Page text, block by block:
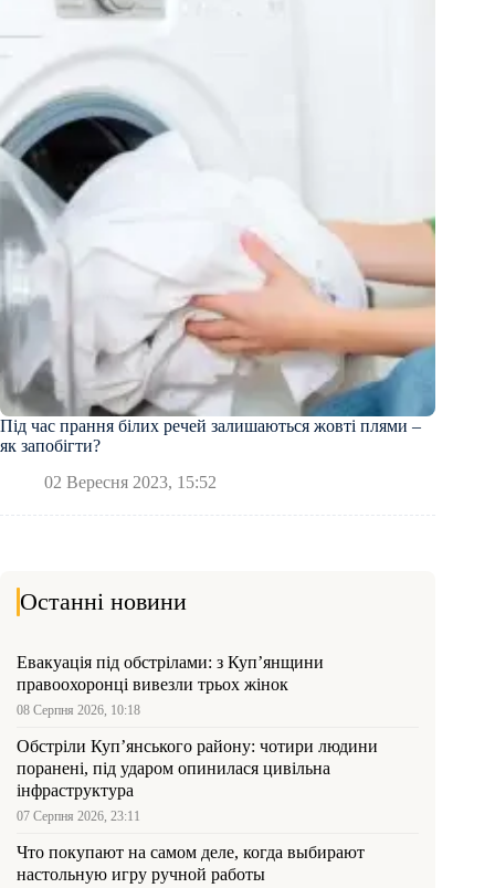
Під час прання білих речей залишаються жовті плями –
як запобігти?
02 Вересня 2023, 15:52
Останні новини
Евакуація під обстрілами: з Куп’янщини
правоохоронці вивезли трьох жінок
08 Серпня 2026, 10:18
Обстріли Куп’янського району: чотири людини
поранені, під ударом опинилася цивільна
інфраструктура
07 Серпня 2026, 23:11
Что покупают на самом деле, когда выбирают
настольную игру ручной работы